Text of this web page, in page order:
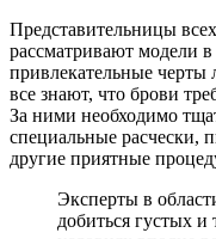
Представительницы
рассматривают модели
привлекательные
все знают, что брови
За ними необходимо
специальные расчески,
другие приятные
Эксперты в
добиться густых